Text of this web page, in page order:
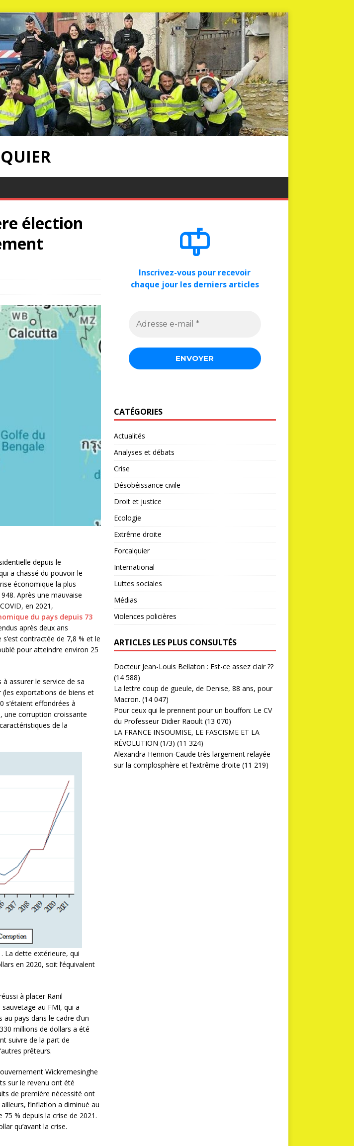
élection
depuis le
a chassé du pouvoir le
économique la plus
Après une mauvaise
en 2021,
du pays depuis 73
après deux ans
contractée de 7,8 % et le
pour atteindre environ 25
assurer le service de sa
exportations de biens et
s’étaient effondrées à
une corruption croissante
de la
La dette extérieure, qui
en 2020, soit l’équivalent
à placer Ranil
au FMI, qui a
pays dans le cadre d’un
millions de dollars a été
suivre de la part de
prêteurs.
Wickremesinghe
sur le revenu ont été
de première nécessité ont
l’inflation a diminué au
% depuis la crise de 2021.
qu’avant la crise.
Inscrivez-vous pour recevoir
chaque jour les derniers articles
CATÉGORIES
Actualités
Analyses et débats
Crise
Désobéissance civile
Droit et justice
Ecologie
Extrême droite
Forcalquier
International
Luttes sociales
Médias
Violences policières
ARTICLES LES PLUS CONSULTÉS
Docteur Jean-Louis Bellaton : Est-ce assez clair ??
(14 588)
La lettre coup de gueule, de Denise, 88 ans, pour
Macron. (14 047)
Pour ceux qui le prennent pour un bouffon: Le CV
du Professeur Didier Raoult (13 070)
LA FRANCE INSOUMISE, LE FASCISME ET LA
RÉVOLUTION (1/3) (11 324)
Alexandra Henrion-Caude très largement relayée
sur la complosphère et l’extrême droite (11 219)